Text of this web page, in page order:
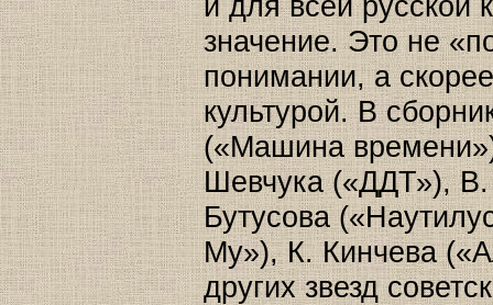
и для всей русской
значение. Это не
понимании, а
культурой. В
(«Машина
Шевчука («ДДТ»),
Бутусова
My»), К. Кинчева
других звезд